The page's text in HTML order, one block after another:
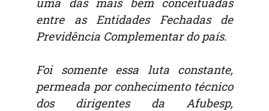
entre as Entidades Fechadas de
Previdência Complementar do país.
Foi somente essa luta constante,
permeada por conhecimento técnico
dos dirigentes da Afubesp,